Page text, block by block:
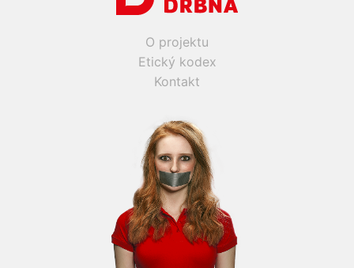
O projektu
Etický kodex
Kontakt